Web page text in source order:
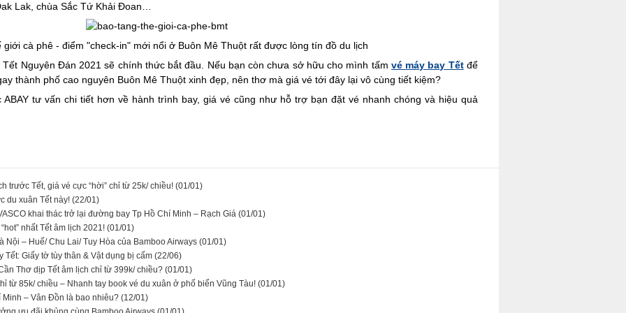
Lak, chùa Sắc Tứ Khải Đoan…
giới cà phê - điểm "check-in" mới nổi ở Buôn Mê Thuột rất được lòng tín đồ du lịch
Nguyên Đán 2021 sẽ chính thức bắt đầu. Nếu bạn còn chưa sở hữu cho mình tấm vé máy bay Tếtđể
thành phố cao nguyên Buôn Mê Thuột xinh đẹp, nên thơ mà giá vé tới đây lại vô cùng tiết kiệm?
ABAY tư vấn chi tiết hơn về hành trình bay, giá vé cũng như hỗ trợ bạn đặt vé nhanh chóng và hiệu quả
trước Tết, giá vé cực “hời” chỉ từ 25k/ chiều! (01/01)
du xuân Tết này! (22/01)
khai thác trở lại đường bay Tp Hồ Chí Minh – Rạch Giá (01/01)
nhất Tết âm lịch 2021! (01/01)
– Huế/ Chu Lai/ Tuy Hòa của Bamboo Airways (01/01)
Giấy tờ tùy thân & Vật dụng bị cấm (22/06)
Thơ dịp Tết âm lịch chỉ từ 399k/ chiều? (01/01)
từ 85k/ chiều – Nhanh tay book vé du xuân ở phố biển Vũng Tàu! (01/01)
Minh – Vân Đồn là bao nhiêu? (12/01)